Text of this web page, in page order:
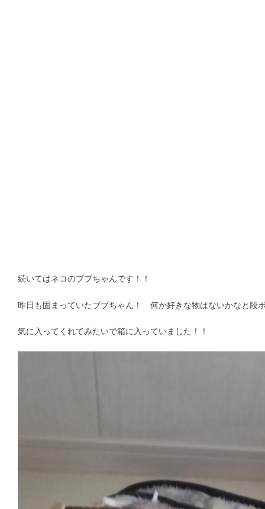
続いてはネコのブブちゃんです！！
昨日も固まっていたブブちゃん！ 何か好きな物はないかなと段
気に入ってくれてみたいで箱に入っていました！！